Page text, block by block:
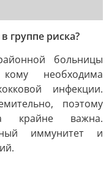
группе риска?
больницы
необходима
инфекции.
поэтому
крайне важна.
иммунитет и